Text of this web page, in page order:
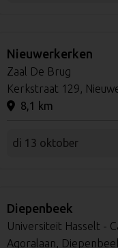
Nieuwerkerken
Zaal De Brug
Kerkstraat 129,
8,1 km
di 13 oktober
Diepenbeek
Universiteit Hasselt -
Agoralaan,